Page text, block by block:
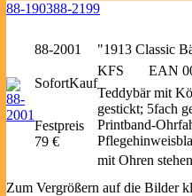
88-190388-2199
88-2001
"1913 Classic
KFS
EAN
Teddybär mit
gestickt; 5fach
Printband-
mit Ohren
SofortKauf
Festpreis
79 €
Zum Vergrößern auf die Bilder